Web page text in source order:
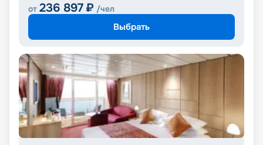
от 236 897 ₽ /чел
Выбрать